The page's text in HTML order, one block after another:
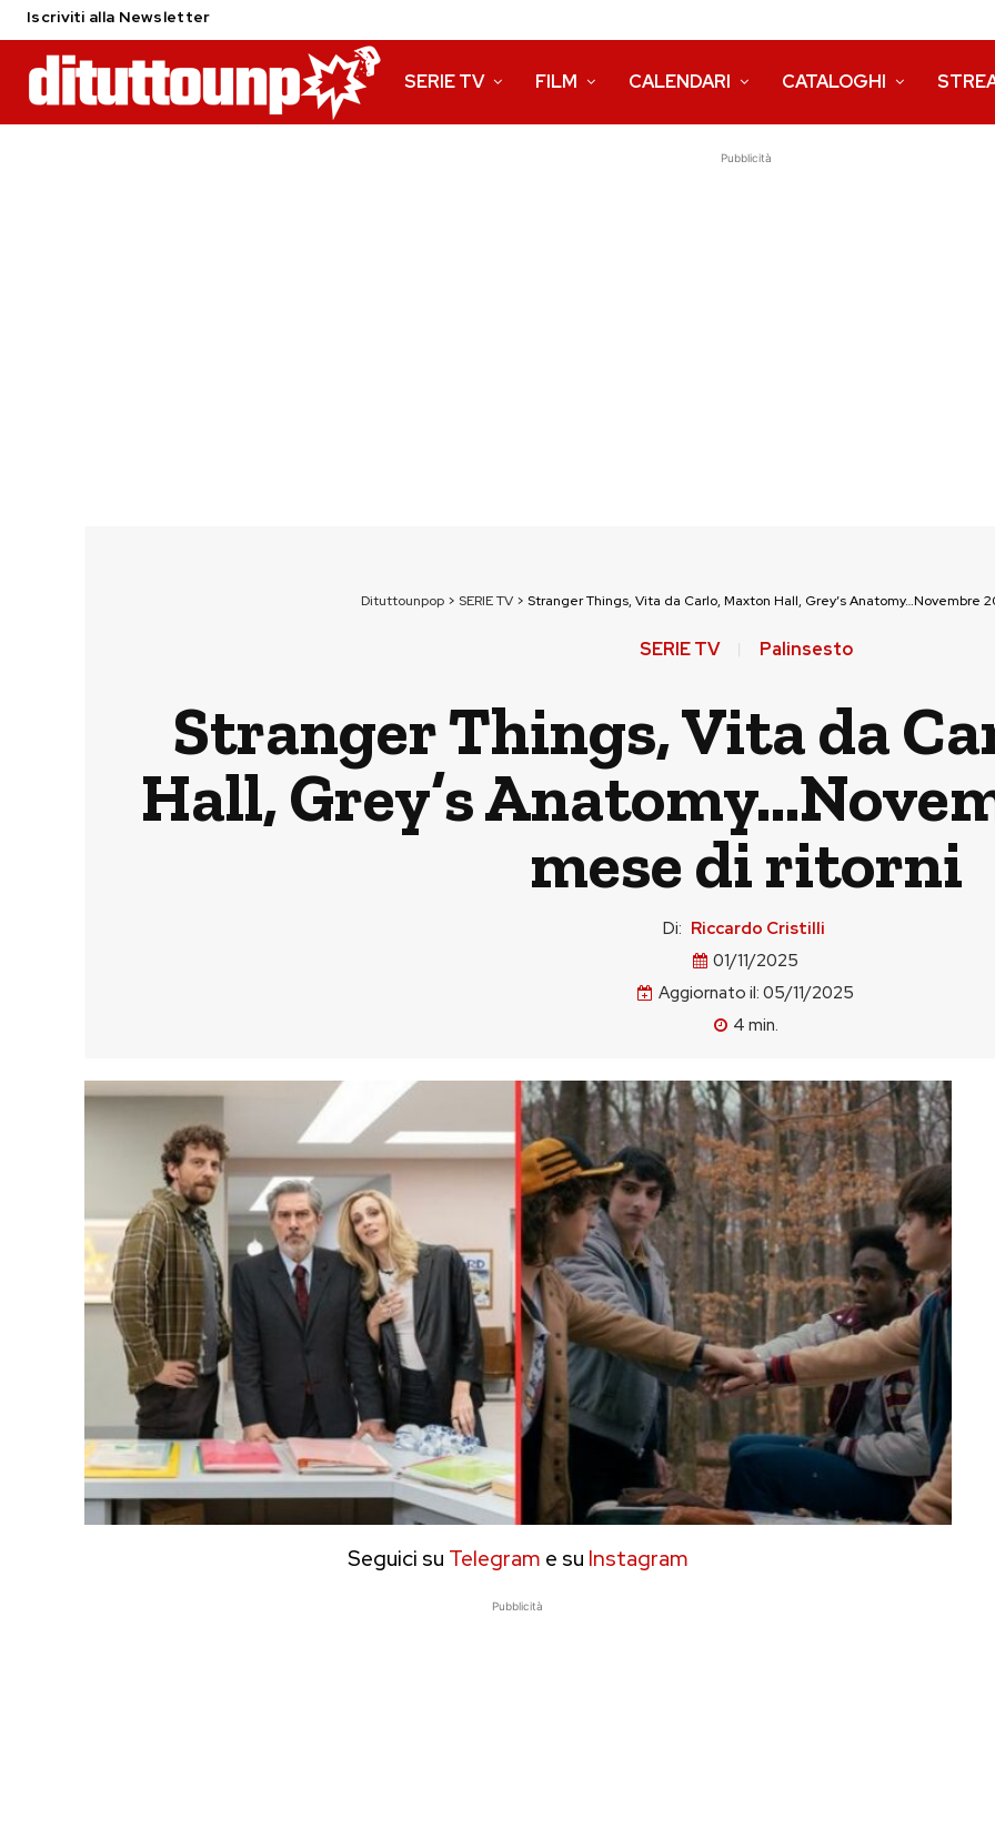
Iscriviti alla Newsletter
SERIE TV FILM CALENDARI CATALOGHI
Pubblicità
Dituttounpop > SERIE TV > Stranger Things, Vita da Carlo, Maxton Hall, Grey’s Anatomy…Novembre
SERIE TV Palinsesto
Stranger Things, Vita da
Hall, Grey’s
mese di ritorni
Di: Riccardo Cristilli
01/11/2025
Aggiornato il: 05/11/2025
4 min.
Seguici su Telegram e su Instagram
Pubblicità